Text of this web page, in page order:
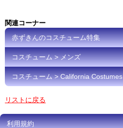
関連コーナー
赤ずきんのコスチューム特集
コスチューム > メンズ
コスチューム > California Costumes
リストに戻る
利用規約